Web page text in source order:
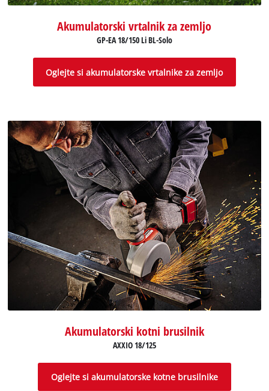
Akumulatorski vrtalnik za zemljo
GP-EA 18/150 Li BL-Solo
Oglejte si akumulatorske vrtalnike za zemljo
Akumulatorski kotni brusilnik
AXXIO 18/125
Oglejte si akumulatorske kotne brusilnike